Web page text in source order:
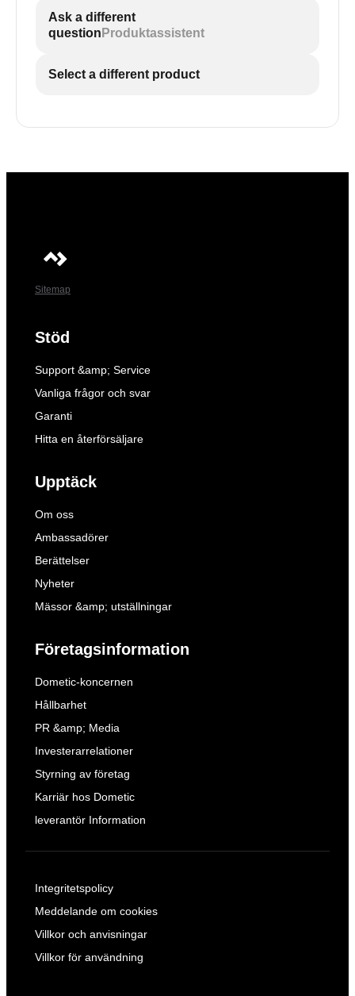
Ask a different
question Produktassistent
Select a different product
Sitemap
Stöd
Support &amp; Service
Vanliga frågor och svar
Garanti
Hitta en återförsäljare
Upptäck
Om oss
Ambassadörer
Berättelser
Nyheter
Mässor &amp; utställningar
Företagsinformation
Dometic-koncernen
Hållbarhet
PR &amp; Media
Investerarrelationer
Styrning av företag
Karriär hos Dometic
leverantör Information
Integritetspolicy
Meddelande om cookies
Villkor och anvisningar
Villkor för användning